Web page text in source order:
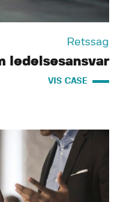
Retssag
ledelsesansvar
VIS CASE